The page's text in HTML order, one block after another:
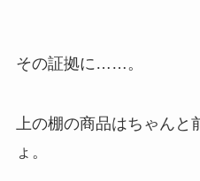
その証拠に……。
上の棚の商品はちゃんと
ょ。